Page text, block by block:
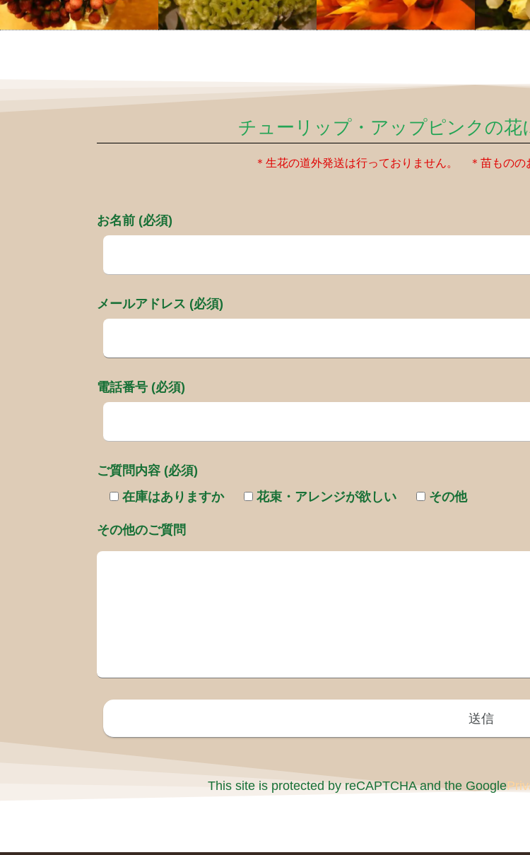
チューリップ・アップピンクの花
＊生花の道外発送は行っておりません。 ＊苗ものの
お名前 (必須)
メールアドレス (必須)
電話番号 (必須)
ご質問内容 (必須)
在庫はありますか
花束・アレンジが欲しい その他
その他のご質問
This site is protected by reCAPTCHA and the Google